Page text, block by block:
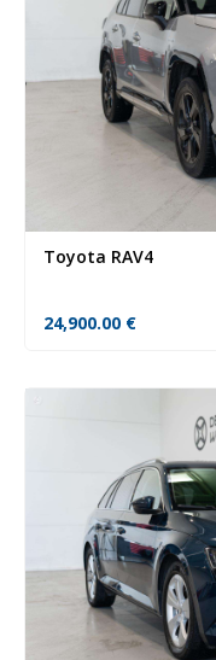
Toyota RAV4
24,900.00 €